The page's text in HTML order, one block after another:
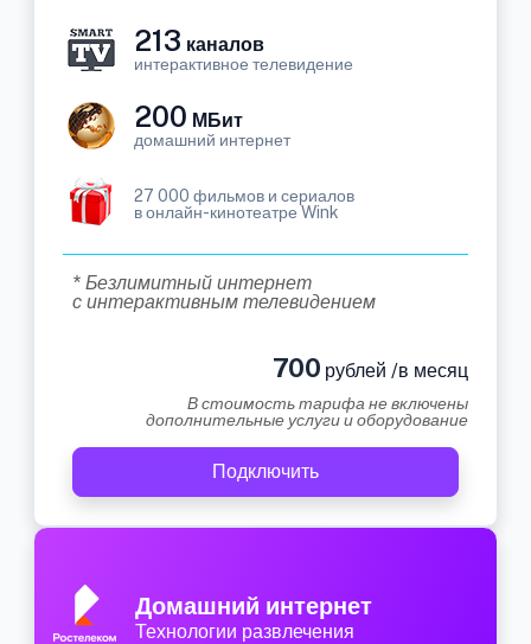
213 каналов
интерактивное телевидение
200 МБит
домашний интернет
27 000 фильмов и сериалов
в онлайн-кинотеатре Wink
* Безлимитный интернет
с интерактивным телевидением
700 рублей /в месяц
В стоимость тарифа не включены
дополнительные услуги и оборудование
Подключить
Домашний интернет
Технологии развлечения